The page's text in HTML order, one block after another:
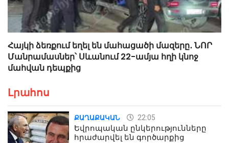
Հայկի ձեռքում եղել են մահացածի մազերը․ ՆՈՐ
Մանրամասներ՝ Սևանում 22-ամյա հղի կնոջ
մահվան դեպքից
Լրահոս
ՔԱՂԱՔԱԿԱՆ 22:05
Եվրոպական ընկերությունները
հրաժարվել են գործարքից